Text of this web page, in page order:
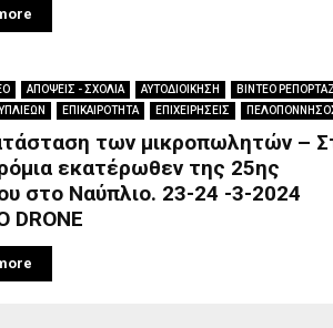
ΑΠΟΨΕΙΣ - ΣΧΟΛΙΑ ΑΥΤΟΔΙΟΙΚΗΣΗ
ΒΙΝΤΕΟ ΡΕΠΟΡΤΑΖ
ΕΠΙΚΑΙΡΟΤΗΤΑ ΕΠΙΧΕΙΡΗΣΕΙΣ
των μικροπωλητών –
εκατέρωθεν της 25ης
στο Ναύπλιο. 23-24 -3-2024
DRONE